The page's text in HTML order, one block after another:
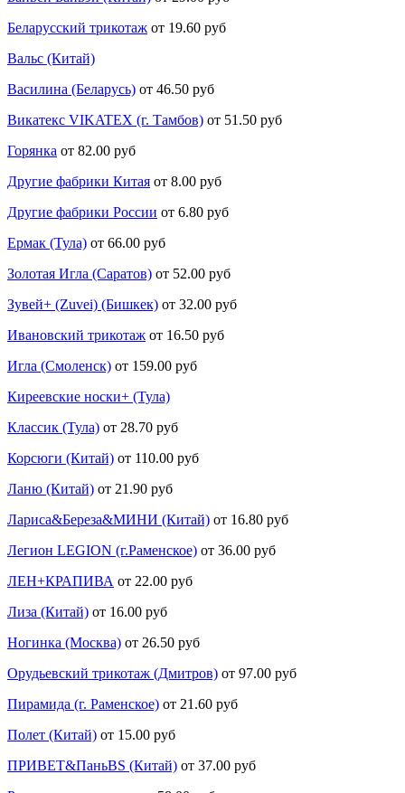
Беларусский трикотаж от 19.60 руб
Вальс (Китай)
Василина (Беларусь) от 46.50 руб
Викатекс VIKATEX (г. Тамбов) от 51.50 руб
Горянка от 82.00 руб
Другие фабрики Китая от 8.00 руб
Другие фабрики России от 6.80 руб
Ермак (Тула) от 66.00 руб
Золотая Игла (Саратов) от 52.00 руб
Зувей+ (Zuvei) (Бишкек) от 32.00 руб
Ивановский трикотаж от 16.50 руб
Игла (Смоленск) от 159.00 руб
Киреевские носки+ (Тула)
Классик (Тула) от 28.70 руб
Корсюги (Китай) от 110.00 руб
Ланю (Китай) от 21.90 руб
Лариса&Береза&МИНИ (Китай) от 16.80 руб
Легион LEGION (г.Раменское) от 36.00 руб
ЛЕН+КРАПИВА от 22.00 руб
Лиза (Китай) от 16.00 руб
Ногинка (Москва) от 26.50 руб
Орудьевский трикотаж (Дмитров) от 97.00 руб
Пирамида (г. Раменское) от 21.60 руб
Полет (Китай) от 15.00 руб
ПРИВЕТ&ПаньBS (Китай) от 37.00 руб